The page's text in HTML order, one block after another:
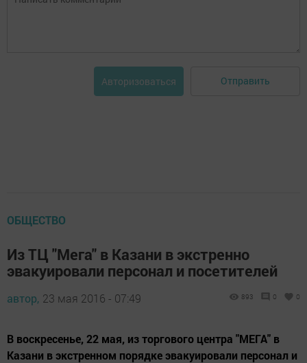
Авторизоваться Отправить
ОБЩЕСТВО
Из ТЦ "Мега" в Казани в экстренно
эвакуировали персонал и посетителей
автор, 23 мая 2016 - 07:49 893 0 0
В воскресенье, 22 мая, из торгового центра "МЕГА" в
Казани в экстренном порядке эвакуировали персонал и